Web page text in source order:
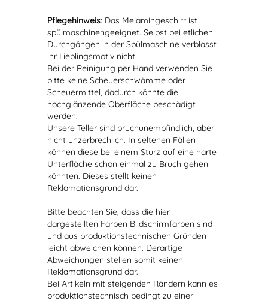
Pflegehinweis: Das Melamingeschirr ist
spülmaschinengeeignet. Selbst bei etlichen
Durchgängen in der Spülmaschine verblasst
ihr Lieblingsmotiv nicht.
Bei der Reinigung per Hand verwenden Sie
bitte keine Scheuerschwämme oder
Scheuermittel, dadurch könnte die
hochglänzende Oberfläche beschädigt
werden.
Unsere Teller sind bruchunempfindlich, aber
nicht unzerbrechlich. In seltenen Fällen
können diese bei einem Sturz auf eine harte
Unterfläche schon einmal zu Bruch gehen
könnten. Dieses stellt keinen
Reklamationsgrund dar.
Bitte beachten Sie, dass die hier
dargestellten Farben Bildschirmfarben sind
und aus produktionstechnischen Gründen
leicht abweichen können. Derartige
Abweichungen stellen somit keinen
Reklamationsgrund dar.
Bei Artikeln mit steigenden Rändern kann es
produktionstechnisch bedingt zu einer